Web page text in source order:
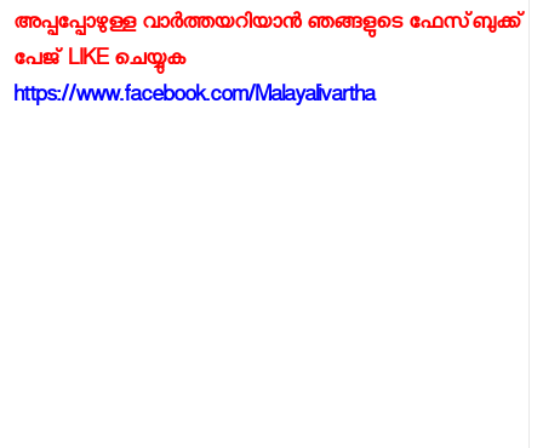
അപ്പപ്പോഴുള്ള വാര്‍ത്തയറിയാന്‍ ഞങ്ങളുടെ ഫേസ്‌ബുക്ക്‌
പേജ് LIKE ചെയ്യുക
https://www.facebook.com/Malayalivartha